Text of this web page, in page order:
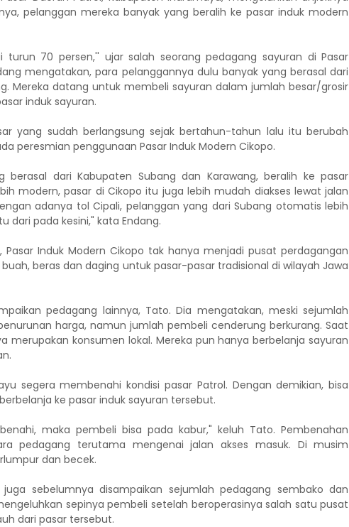
pelanggan mereka banyak yang beralih ke pasar induk modern
turun 70 persen,'' ujar salah seorang pedagang sayuran di Pasar
mengatakan, para pelanggannya dulu banyak yang berasal dari
Mereka datang untuk membeli sayuran dalam jumlah besar/grosir
induk sayuran.
yang sudah berlangsung sejak bertahun-tahun lalu itu berubah
peresmian penggunaan Pasar Induk Modern Cikopo.
berasal dari Kabupaten Subang dan Karawang, beralih ke pasar
modern, pasar di Cikopo itu juga lebih mudah diakses lewat jalan
adanya tol Cipali, pelanggan yang dari Subang otomatis lebih
pada kesini," kata Endang.
Pasar Induk Modern Cikopo tak hanya menjadi pusat perdagangan
beras dan daging untuk pasar-pasar tradisional di wilayah Jawa
pedagang lainnya, Tato. Dia mengatakan, meski sejumlah
harga, namun jumlah pembeli cenderung berkurang. Saat
merupakan konsumen lokal. Mereka pun hanya berbelanja sayuran
segera membenahi kondisi pasar Patrol. Dengan demikian, bisa
ke pasar induk sayuran tersebut.
maka pembeli bisa pada kabur," keluh Tato. Pembenahan
pedagang terutama mengenai jalan akses masuk. Di musim
dan becek.
sebelumnya disampaikan sejumlah pedagang sembako dan
sepinya pembeli setelah beroperasinya salah satu pusat
dari pasar tersebut.